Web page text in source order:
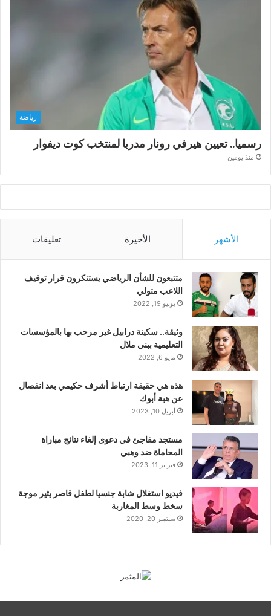
رياضة
رسميا.. تعيين هيرفي رونار مدربا لمنتخب كوت ديفوار
منذ يومين
الأشهر الأخيرة تعليقات
متتبعون للشأن الرياضي يستنكرون قرار توقيف
اللاعب متولي
يونيو 19, 2022
وثيقة.. سكينة درابيل غير مرحب بها بالمؤسسات
التعليمية ببني ملال
مايو 6, 2022
هذه هي حقيقة ارتباط أشرف حكيمي بعد انفصال
عن هبة أبوك
أبريل 10, 2023
مستجد مفاجئ في دعوى إلغاء نتائج مباراة
المحاماة ضد وهبي
فبراير 11, 2023
فيديو استغلال شابة جنسيا لطفل قاصر يثير موجة
سخط وسط المغاربة
سبتمبر 20, 2020